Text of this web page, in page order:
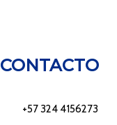
CONTACTO
+57 324 4156273